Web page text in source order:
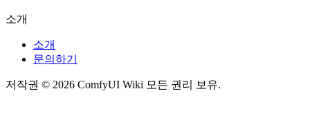
소개
소개
문의하기
저작권 © 2026 ComfyUI Wiki 모든 권리 보유.